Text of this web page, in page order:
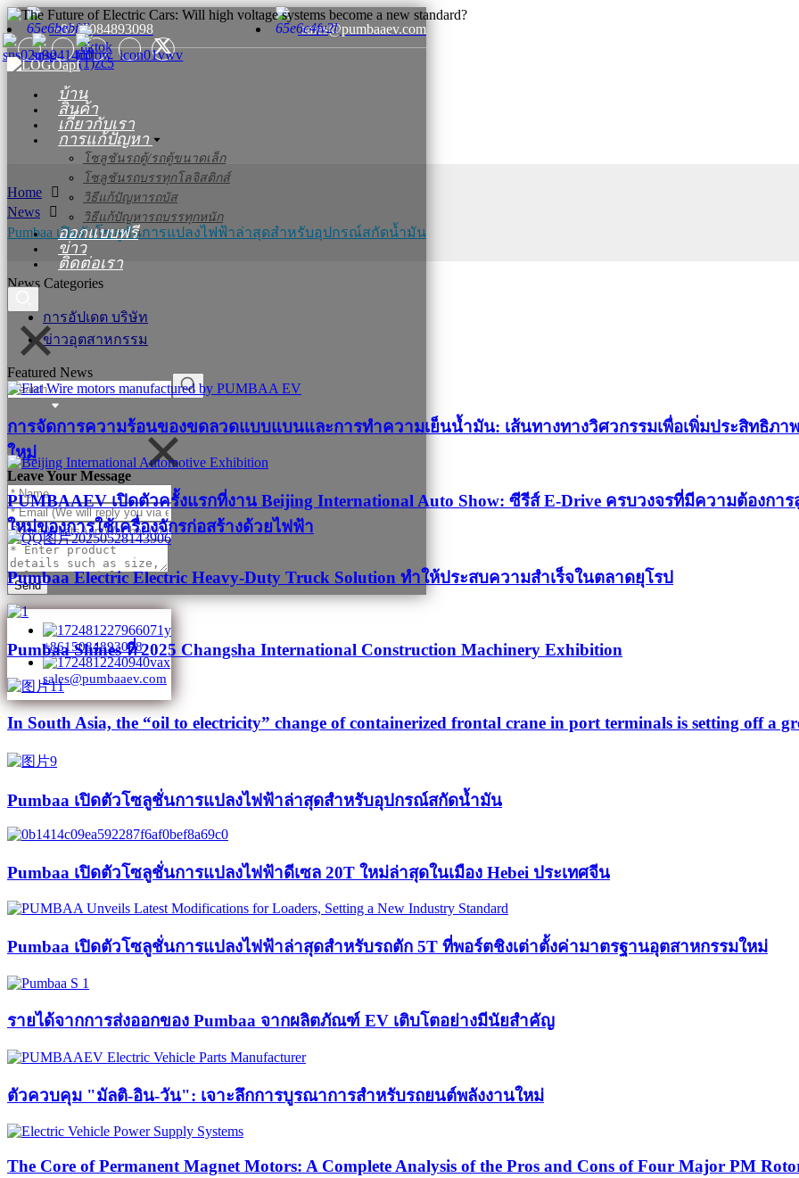
+8615084893098 sales@pumbaaev.com
บ้าน
สินค้า
เกี่ยวกับเรา
การแก้ปัญหา
โซลูชันรถตู้/รถตู้ขนาดเล็ก
โซลูชันรถบรรทุกโลจิสติกส์
วิธีแก้ปัญหารถบัส
วิธีแก้ปัญหารถบรรทุกหนัก
ออกแบบฟรี
ข่าว
ติดต่อเรา
Leave Your Message
Send
+8615084893098
sales@pumbaaev.com
Home
News
Pumbaa เปิดตัวโซลูชั่นการแปลงไฟฟ้าล่าสุดสำหรับอุปกรณ์สกัดน้ำมัน
News Categories
การอัปเดต บริษัท
ข่าวอุตสาหกรรม
Featured News
การจัดการความร้อนของขดลวดแบบแบนและการทำความเย็นน้ำมัน: เส้นทางทางวิศวกรรมเพื่อเพิ่มประสิทธิภ
ใหม่
PUMBAAEV เปิดตัวครั้งแรกที่งาน Beijing International Auto Show: ซีรีส์ E-Drive ครบวงจรที่มีความต้องกา
ใหม่ของการใช้เครื่องจักรก่อสร้างด้วยไฟฟ้า
Pumbaa Electric Electric Heavy-Duty Truck Solution ทำให้ประสบความสำเร็จในตลาดยุโรป
Pumbaa Shines ที่ 2025 Changsha International Construction Machinery Exhibition
In South Asia, the “oil to electricity” change of containerized frontal crane in port terminals is setting off a
Pumbaa เปิดตัวโซลูชั่นการแปลงไฟฟ้าล่าสุดสำหรับอุปกรณ์สกัดน้ำมัน
Pumbaa เปิดตัวโซลูชั่นการแปลงไฟฟ้าดีเซล 20T ใหม่ล่าสุดในเมือง Hebei ประเทศจีน
Pumbaa เปิดตัวโซลูชั่นการแปลงไฟฟ้าล่าสุดสำหรับรถตัก 5T ที่พอร์ตชิงเต่าตั้งค่ามาตรฐานอุตสาหกรรมใหม่
รายได้จากการส่งออกของ Pumbaa จากผลิตภัณฑ์ EV เติบโตอย่างมีนัยสำคัญ
ตัวควบคุม "มัลติ-อิน-วัน": เจาะลึกการบูรณาการสำหรับรถยนต์พลังงานใหม่
The Core of Permanent Magnet Motors: A Complete Analysis of the Pros and Cons of Four Major PM